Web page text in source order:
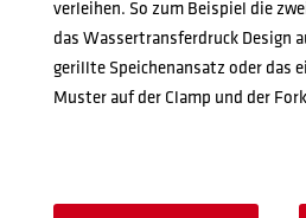
verleihen. So zum Beispiel die
das Wassertransferdruck Design
gerillte Speichenansatz oder das
Muster auf der Clamp und der